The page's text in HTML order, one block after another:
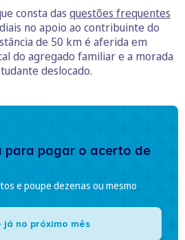
consta das questões frequentes
no apoio ao contribuinte do
de 50 km é aferida em
do agregado familiar e a morada
deslocado.
para pagar o acerto de
e poupe dezenas ou mesmo
já no próximo mês